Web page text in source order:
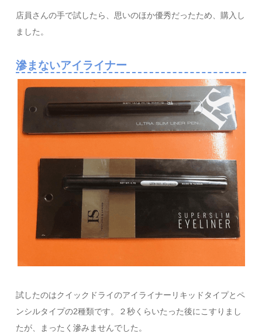
店員さんの手で試したら、思いのほか優秀だったため、購入し
ました。
滲まないアイライナー
試したのはクイックドライのアイライナーリキッドタイプとペ
ンシルタイプの2種類です。２秒くらいたった後にこすりまし
たが、まったく滲みませんでした。